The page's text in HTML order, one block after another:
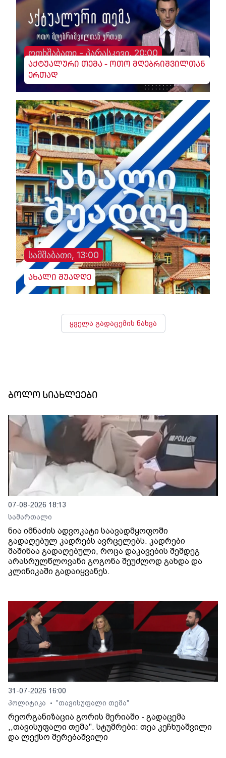
ოთხშაბათი - პარასკევი, 20:00
აქტუალური თემა - ოთო მღებრიშვილთან
ერთად
სამშაბათი, 13:00
ახალი შუადღე
ყველა გადაცემის ნახვა
ბოლო სიახლეები
07-08-2026 18:13
სამართალი
ნია იმნაძის ადვოკატი საავადმყოფოში
გადაღებულ კადრებს ავრცელებს. კადრები
მაშინაა გადაღებული, როცა დაკავების შემდეგ
არასრულწლოვანი გოგონა შეუძლოდ გახდა და
კლინიკაში გადაიყვანეს.
31-07-2026 16:00
პოლიტიკა
• "თავისუფალი თემა"
რეორგანიზაცია გორის მერიაში - გადაცემა
,,თავისუფალი თემა". სტუმრები: თეა კეჩხუაშვილი
და ლექსო მერებაშვილი